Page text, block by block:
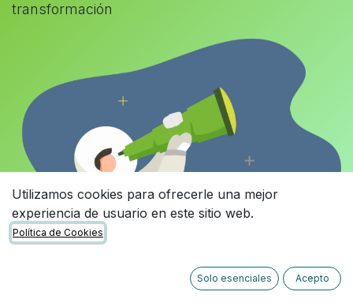
transformación
Utilizamos cookies para ofrecerle una mejor
experiencia de usuario en este sitio web.
Política de Cookies
Solo esenciales Acepto